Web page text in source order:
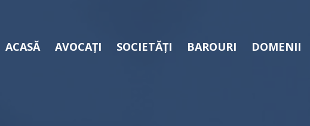
ACASĂ AVOCAȚI SOCIETĂȚI BAROURI DOMENII